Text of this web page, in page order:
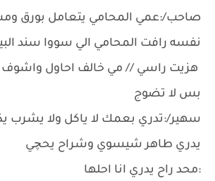
صاحب/:عمي المحامي يتعامل بورق
نفسه رافت المحامي الي سووا سند
هزيت راسي // مي خالف احاول واشوف
بس لا تضوج
سهير/:تدري بعمك لا ياكل ولا يشرب
يدري طاهر شيسوي وشراح يحچي
:محد راح يدري انا احلها